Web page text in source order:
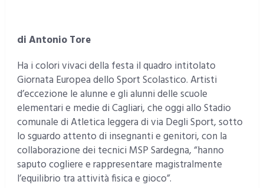
di Antonio Tore
Ha i colori vivaci della festa il quadro intitolato
Giornata Europea dello Sport Scolastico. Artisti
d’eccezione le alunne e gli alunni delle scuole
elementari e medie di Cagliari, che oggi allo Stadio
comunale di Atletica leggera di via Degli Sport, sotto
lo sguardo attento di insegnanti e genitori, con la
collaborazione dei tecnici MSP Sardegna, “hanno
saputo cogliere e rappresentare magistralmente
l’equilibrio tra attività fisica e gioco”.